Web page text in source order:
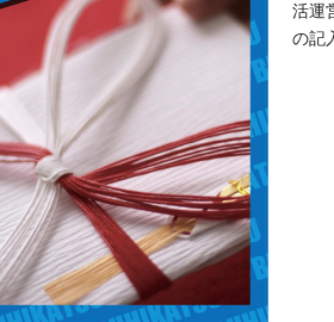
活運
の記